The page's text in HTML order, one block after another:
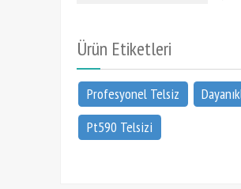
Ürün Etiketleri
Profesyonel Telsiz
Pt590 Telsizi